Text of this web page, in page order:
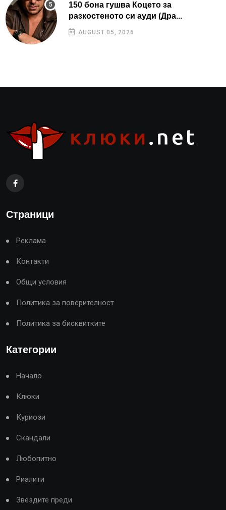
150 бона гушва Коцето за
разкостеното си ауди (Дра...
AUGUST 05, 2026
Страници
Реклама
Контакти
Общи условия
Политика за поверителност
Политика за бисквитките
Категории
Начало
Клюки
Куриози
Скандали
Любопитно
Риалити
Звездите преди